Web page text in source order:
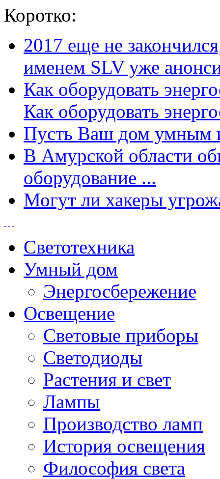
Коротко:
2017 еще не
именем SLV уже
Как оборудовать
Как оборудовать
Пусть Ваш дом умным
В Амурской области
оборудование ...
Могут ли хакеры
Светотехника
Умный дом
Энергосбережение
Освещение
Световые приборы
Светодиоды
Растения и свет
Лампы
Производство ламп
История освещения
Философия света